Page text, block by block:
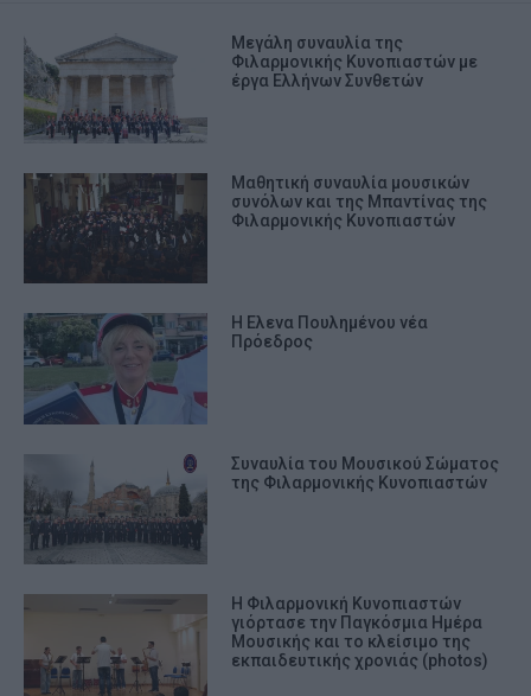
​Μεγάλη συναυλία της
Φιλαρμονικής Κυνοπιαστών με
έργα Ελλήνων Συνθετών
Μαθητική συναυλία μουσικών
συνόλων και της Μπαντίνας της
Φιλαρμονικής Κυνοπιαστών
Η Ελενα Πουλημένου νέα
Πρόεδρος
Συναυλία του Μουσικού Σώματος
της Φιλαρμονικής Κυνοπιαστών
Η Φιλαρμονική Κυνοπιαστών
γιόρτασε την Παγκόσμια Ημέρα
Μουσικής και το κλείσιμο της
εκπαιδευτικής χρονιάς (photos)